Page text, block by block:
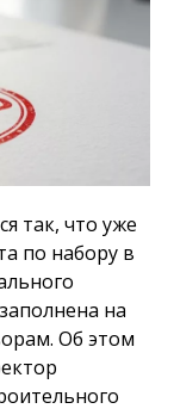
так, что уже
по набору в
на
Об этом